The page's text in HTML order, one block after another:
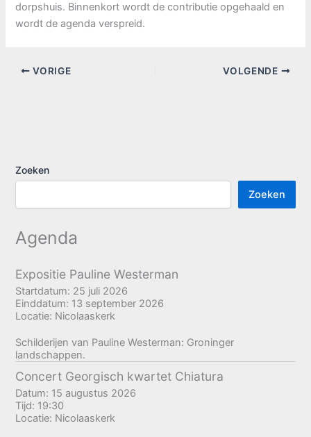
dorpshuis. Binnenkort wordt de contributie opgehaald en
wordt de agenda verspreid.
VORIGE VOLGENDE
Zoeken
Zoeken
Agenda
Expositie Pauline Westerman
Startdatum: 25 juli 2026
Einddatum: 13 september 2026
Locatie: Nicolaaskerk
Schilderijen van Pauline Westerman: Groninger
landschappen.
Concert Georgisch kwartet Chiatura
Datum: 15 augustus 2026
Tijd: 19:30
Locatie: Nicolaaskerk